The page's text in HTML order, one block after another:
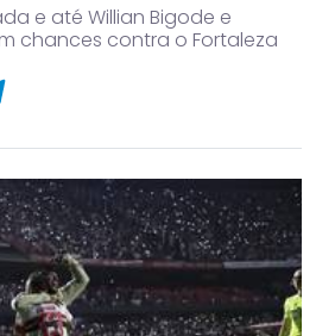
e até Willian Bigode e
chances contra o Fortaleza